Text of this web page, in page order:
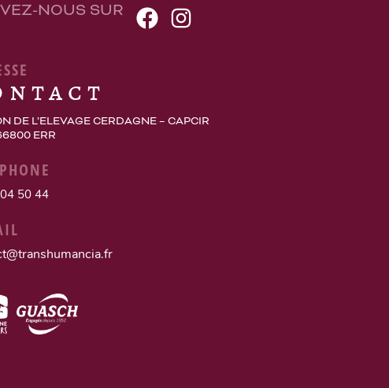
NOUS SUR
DE L’ELEVAGE CERDAGNE – CAPCIR
ERR
50 44